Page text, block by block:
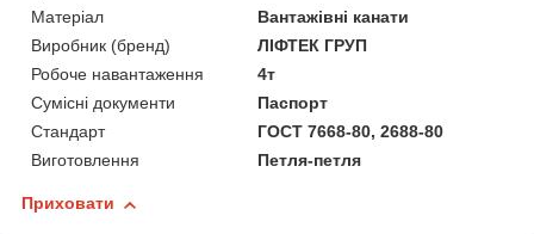
Матеріал
Вантажівні канати
Виробник (бренд)
ЛІФТЕК ГРУП
Робоче навантаження
4т
Сумісні документи
Паспорт
Стандарт
ГОСТ 7668-80, 2688-80
Виготовлення
Петля-петля
Приховати